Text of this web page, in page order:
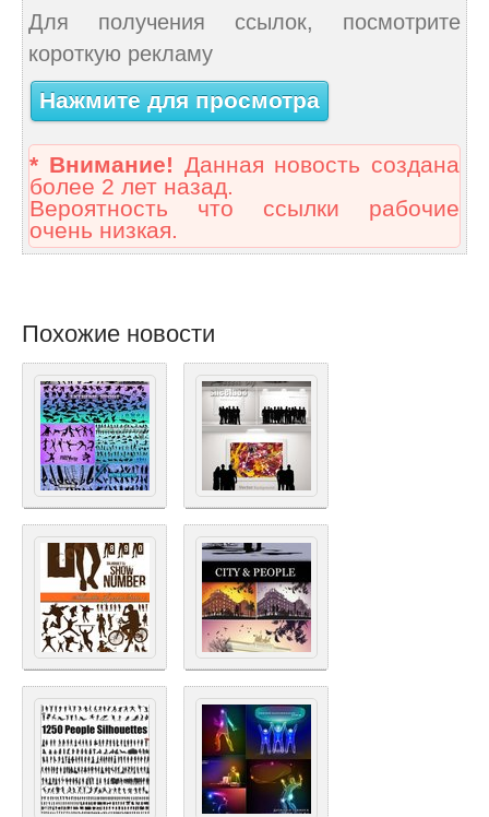
Для получения ссылок, посмотрите
короткую рекламу
Нажмите для просмотра
* Внимание! Данная новость создана
более 2 лет назад.
Вероятность что ссылки рабочие
очень низкая.
Похожие новости